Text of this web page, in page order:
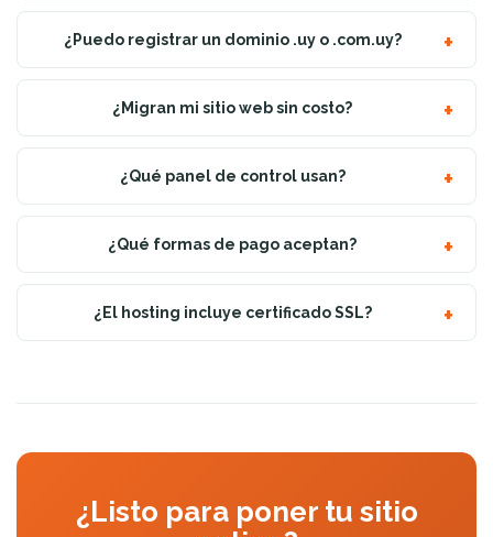
¿Puedo registrar un dominio .uy o .com.uy?
¿Migran mi sitio web sin costo?
¿Qué panel de control usan?
¿Qué formas de pago aceptan?
¿El hosting incluye certificado SSL?
¿Listo para poner tu sitio